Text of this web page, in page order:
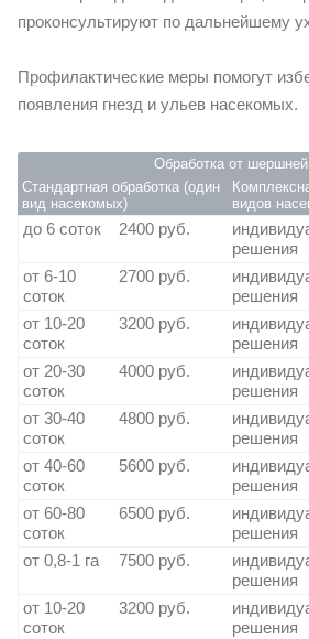
проконсультируют по дальнейшему
Профилактические меры помогут
появления гнезд и ульев насекомых.
Обработка от
Стандартная обработка (один
вид насекомых)
видов
до 6 соток 2400 руб.
решения
от 6-10
соток
2700 руб.
решения
от 10-20
соток
3200 руб.
решения
от 20-30
соток
4000 руб.
решения
от 30-40
соток
4800 руб.
решения
от 40-60
соток
5600 руб.
решения
от 60-80
соток
6500 руб.
решения
от 0,8-1 га
7500 руб.
решения
от 10-20
соток
3200 руб.
решения